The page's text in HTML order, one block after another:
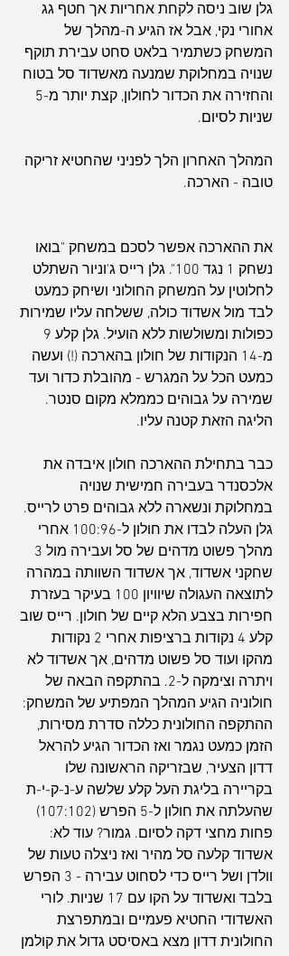
גלן שוב ניסה לקחת אחריות אך חטף גג
אחורי נקי, אבל אז הגיע ה-מהלך של
המשחק כשתמיר בלאט סחט עבירת תוקף
שנויה במחלוקת שמנעה מאשדוד סל בטוח
שניות לסיום.
המהלך האחרון הלך לפניני שהחטיא זריקה
טובה - הארכה.
את ההארכה אפשר לסכם במשחק "בואו
נשחק 1 נגד 100". גלן רייס ג'וניור השתלט
לחלוטין על המשחק החולוני ושיחק כמעט
לבד מול אשדוד כולה, ששלחה עליו שמירות
מ-14 הנקודות של חולון בהארכה (!) ועשה
כמעט הכל על המגרש - מהובלת כדור ועד
שמירה על גבוהים כממלא מקום סנטר.
הליגה הזאת קטנה עליו.
כבר בתחילת ההארכה חולון איבדה את
אלכסנדר בעבירה חמישית שנויה
במחלוקת ונשארה ללא גבוהים פרט לרייס.
גלן העלה לבדו את חולון ל-100:96 אחרי
שחקני אשדוד, אך אשדוד השוותה במהרה
לתוצאה העגולה שיוויון 100 בעיקר בעזרת
חפירות בצבע הלא קיים של חולון. רייס שוב
קלע 4 נקודות ברציפות אחרי 2 נקודות
מהקו ועוד סל פשוט מדהים, אך אשדוד לא
ויתרה וצימקה ל-2. בהתקפה הבאה של
חולוניה הגיע המהלך המפתיע של המשחק:
ההתקפה החולונית כללה סדרת מסירות,
הזמן כמעט נגמר ואז הכדור הגיע להראל
דדון הצעיר, שבזריקה הראשונה שלו
בקריירה בליגת העל קלע שלשה ע-נ-ק-י-ת
שהעלתה את חולון ל-5 הפרש (107:102)
פחות מחצי דקה לסיום. גמור? עוד לא:
אשדוד קלעה סל מהיר ואז ניצלה טעות של
וולדן ושל רייס כדי לסחוט עבירה - 3 הפרש
בלבד ואשדוד על הקו עם 17 שניות. לורי
האשדודי החטיא פעמיים ובמתפרצת
החולונית דדון מצא באסיסט גדול את קולמן